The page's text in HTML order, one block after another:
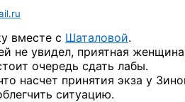
вместе с Шаталовой.
не увидел, приятная
очередь сдать лабы.
насчет принятия экза у
ситуацию.